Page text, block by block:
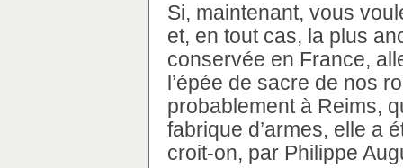
Si, maintenant, vous
et, en tout cas, la plus
conservée en France,
l’épée de sacre de nos
probablement à Reims,
fabrique d’armes, elle a
croit-on, par Philippe